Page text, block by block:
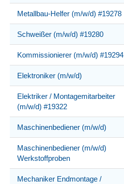
Metallbau-Helfer (m/w/d) #19278
Schweißer (m/w/d) #19280
Kommissionierer (m/w/d) #19294
Elektroniker (m/w/d)
Elektriker / Montagemitarbeiter
(m/w/d) #19322
Maschinenbediener (m/w/d)
Maschinenbediener (m/w/d)
Werkstoffproben
Mechaniker Endmontage /